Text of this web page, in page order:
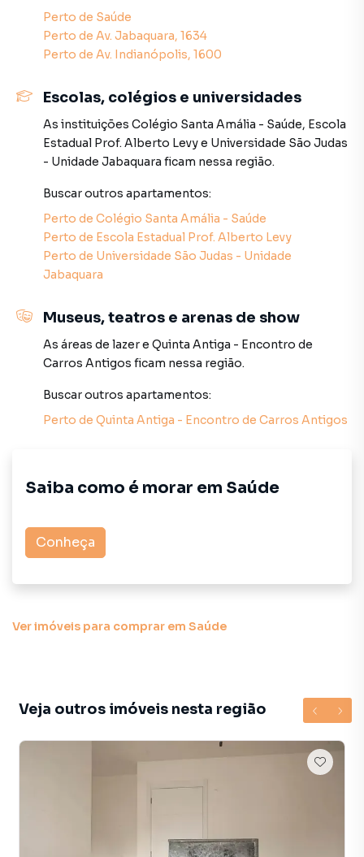
Negocie seu imóvel de forma totalmente online, com
segurança e tranquilidade. Na Lares e Andares Imóveis
mesmo não estando na cidade e com a praticidade de
fazer tudo online, direto do seu computador ou
smartphone. Nós criamos soluções inovadoras para
simplificar a relação de proprietários, inquilinos e
compradores com o mercado imobiliário.
Anuncie seu imóvel! É fácil, rápido e gratuito! A Lares e
Andares Imóveis é uma imobiliária digital com imóveis em
diversas cidades do Brasil, incluindo São Paulo.
Na Lares e Andares Imóveis você consegue vender ou
tradicionais. Já vendemos e locamos diversos imóveis em
uma equipe de marketing digital focada em produzir
campanhas específicas para São Paulo, o que aumenta
muito o número de contatos interessados e tendo como
imóvel mais rápido. Contamos também com um time de
inquilinos.
Perto de Saúde
Perto de Av. Jabaquara, 1634
Perto de Av. Indianópolis, 1600
Escolas, colégios e universidades
As instituições Colégio Santa Amália - Saúde, Escola
Estadual Prof. Alberto Levye Universidade São Judas
- Unidade Jabaquara ficam nessa região.
Buscar outros apartamentos:
Perto de Colégio Santa Amália - Saúde
Perto de Escola Estadual Prof. Alberto Levy
Perto de Universidade São Judas - Unidade
Jabaquara
Museus, teatros e arenas de show
As áreas de lazere Quinta Antiga - Encontro de
Carros Antigos ficam nessa região.
Buscar outros apartamentos:
Perto de Quinta Antiga - Encontro de Carros Antigos
Saiba como é morar em Saúde
Conheça
Ver imóveis para comprar em Saúde
Veja outros imóveis nesta região